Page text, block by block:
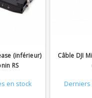
(inférieur)
RS
en stock
Câble DJI
Derniers